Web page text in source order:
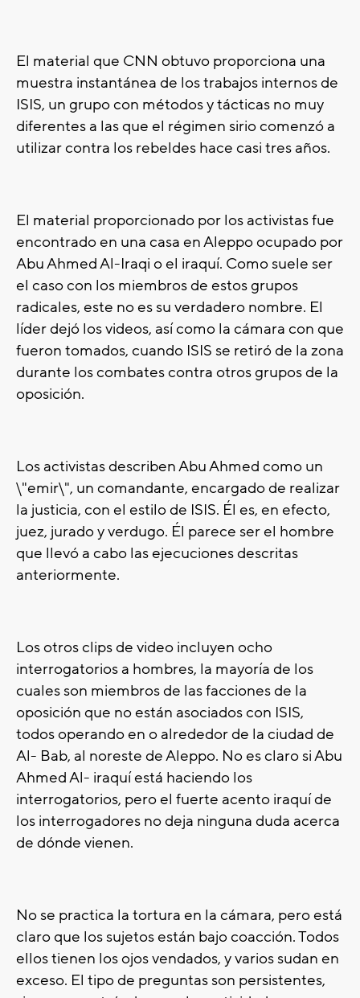
El material que CNN obtuvo proporciona una
muestra instantánea de los trabajos internos de
ISIS, un grupo con métodos y tácticas no muy
diferentes a las que el régimen sirio comenzó a
utilizar contra los rebeldes hace casi tres años.
El material proporcionado por los activistas fue
encontrado en una casa en Aleppo ocupado por
Abu Ahmed Al-Iraqi o el iraquí. Como suele ser
el caso con los miembros de estos grupos
radicales, este no es su verdadero nombre. El
líder dejó los videos, así como la cámara con que
fueron tomados, cuando ISIS se retiró de la zona
durante los combates contra otros grupos de la
oposición.
Los activistas describen Abu Ahmed como un
\"emir\", un comandante, encargado de realizar
la justicia, con el estilo de ISIS. Él es, en efecto,
juez, jurado y verdugo. Él parece ser el hombre
que llevó a cabo las ejecuciones descritas
anteriormente.
Los otros clips de video incluyen ocho
interrogatorios a hombres, la mayoría de los
cuales son miembros de las facciones de la
oposición que no están asociados con ISIS,
todos operando en o alrededor de la ciudad de
Al- Bab, al noreste de Aleppo. No es claro si Abu
Ahmed Al- iraquí está haciendo los
interrogatorios, pero el fuerte acento iraquí de
los interrogadores no deja ninguna duda acerca
de dónde vienen.
No se practica la tortura en la cámara, pero está
claro que los sujetos están bajo coacción. Todos
ellos tienen los ojos vendados, y varios sudan en
exceso. El tipo de preguntas son persistentes,